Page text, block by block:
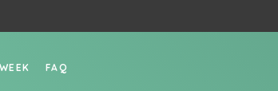
FAQ